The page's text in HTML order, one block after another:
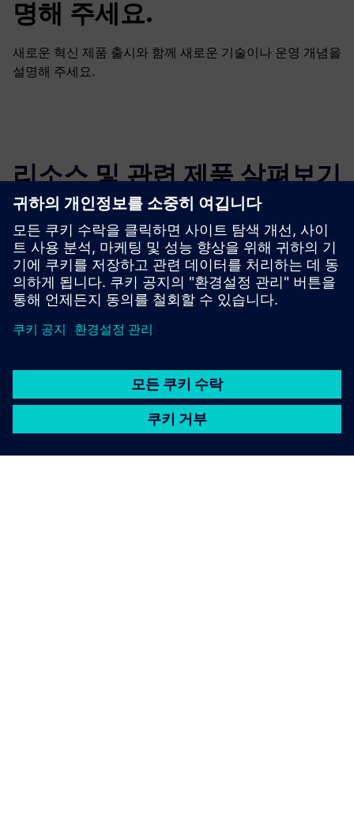
명해 주세요.
새로운 혁신 제품 출시와 함께 새로운 기술이나 운영 개념을
설명해 주세요.
리소스 및 관련 제품 살펴보기
추가 정보 및 리소스
사이드 이펙트 AG | 3D 제품 기사